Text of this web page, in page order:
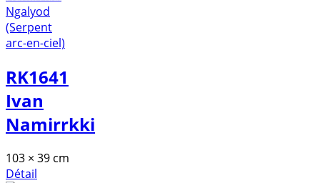
RK1641
Ivan
Namirrkki
103 × 39 cm
Détail